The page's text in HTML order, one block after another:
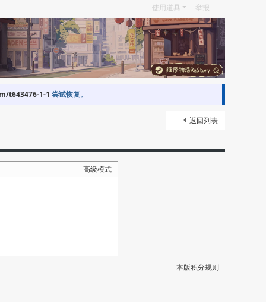
使用道具 举报
t643476-1-1 尝试恢复。
返回列表
高级模式
本版积分规则